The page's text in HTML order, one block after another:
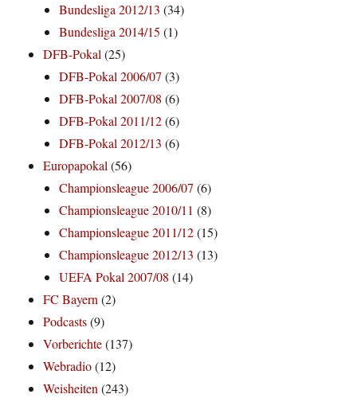
Bundesliga 2012/13 (34)
Bundesliga 2014/15 (1)
DFB-Pokal(25)
DFB-Pokal 2006/07 (3)
DFB-Pokal 2007/08 (6)
DFB-Pokal 2011/12(6)
DFB-Pokal 2012/13 (6)
Europapokal(56)
Championsleague 2006/07 (6)
Championsleague 2010/11 (8)
Championsleague 2011/12(15)
Championsleague 2012/13 (13)
UEFA Pokal 2007/08 (14)
FC Bayern(2)
Podcasts(9)
Vorberichte(137)
Webradio(12)
Weisheiten(243)